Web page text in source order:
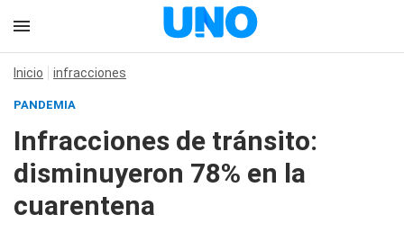
Inicio infracciones
PANDEMIA
Infracciones de tránsito:
disminuyeron 78% en la
cuarentena